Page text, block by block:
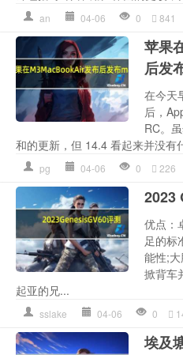
an 04-06 0 841
苹果
后发
在今天
后，
RC。
和的更新，但 14.4 看起来并没有
pg 04-06 0 226
2023
优点：
足的标
能性;
掀背车
起亚的兄...
sslake 04-06 0
埃及